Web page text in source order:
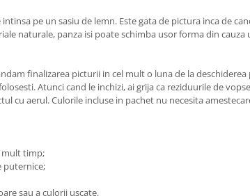
pe un sasiu de lemn. Este gata de pictura inca de
naturale, panza isi poate schimba usor forma din cauza
finalizarea picturii in cel mult o luna de la
Atunci cand le inchizi, ai grija ca reziduurile de
cu aerul. Culorile incluse in pachet nu necesita
mult timp;
puternice;
sau a culorii uscate.